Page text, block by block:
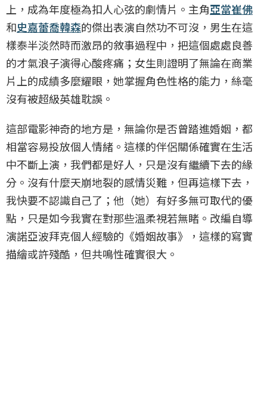
上，成為年度極為扣人心弦的劇情片。主角亞當崔佛
和史嘉蕾喬韓森的傑出表演自然功不可沒，男生在這
樣泰半淡然時而激昂的敘事過程中，把這個處處良善
的才氣浪子演得心酸疼痛；女生則證明了無論在商業
片上的成績多麼耀眼，她掌握角色性格的能力，絲毫
沒有被超級英雄耽誤。
這部電影神奇的地方是，無論你是否曾踏進婚姻，都
相當容易投放個人情緒。這樣的伴侶關係確實在生活
中不斷上演，我們都是好人，只是沒有繼續下去的緣
分。沒有什麼天崩地裂的感情災難，但再這樣下去，
我快要不認識自己了；他（她）有好多無可取代的優
點，只是如今我實在對那些溫柔視若無睹。改編自導
演諾亞波拜克個人經驗的《婚姻故事》，這樣的寫實
描繪或許殘酷，但共鳴性確實很大。